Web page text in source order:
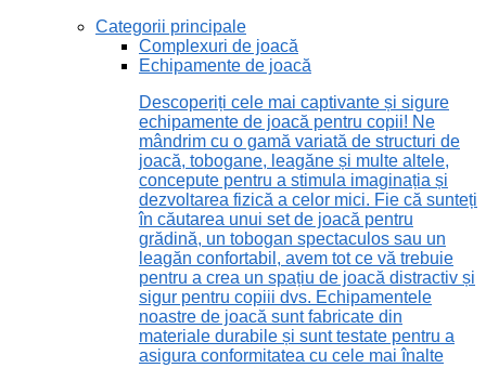
Categorii principale
Complexuri de joacă
Echipamente de joacă
Descoperiți cele mai captivante și sigure
echipamente de joacă pentru copii! Ne
mândrim cu o gamă variată de structuri de
joacă, tobogane, leagăne și multe altele,
concepute pentru a stimula imaginația și
dezvoltarea fizică a celor mici. Fie că sunteți
în căutarea unui set de joacă pentru
grădină, un tobogan spectaculos sau un
leagăn confortabil, avem tot ce vă trebuie
pentru a crea un spațiu de joacă distractiv și
sigur pentru copiii dvs. Echipamentele
noastre de joacă sunt fabricate din
materiale durabile și sunt testate pentru a
asigura conformitatea cu cele mai înalte